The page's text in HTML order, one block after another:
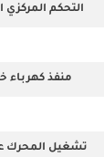
التحكم المركزي
منفذ كهرباء
تشغيل المحرك